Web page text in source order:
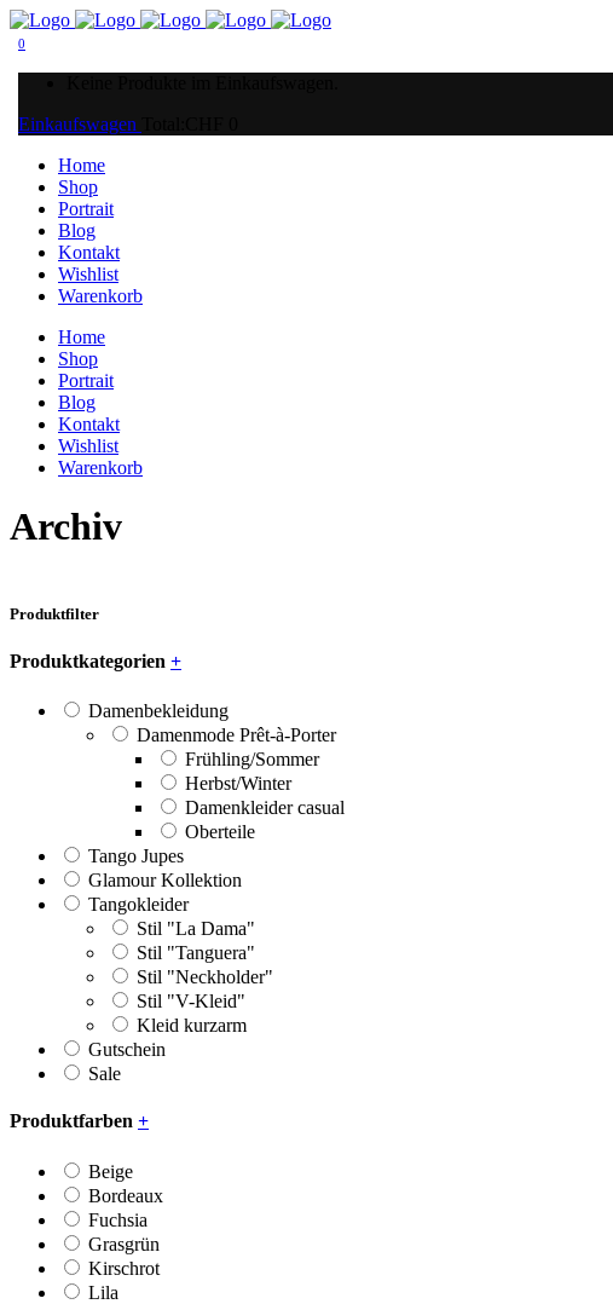
0
Einkaufswagen
Home
Shop
Portrait
Blog
Kontakt
Wishlist
Warenkorb
Home
Shop
Portrait
Blog
Kontakt
Wishlist
Warenkorb
Archiv
Produktfilter
Produktkategorien +
Damenbekleidung
Damenmode Prêt-à-Porter
Frühling/Sommer
Herbst/Winter
Damenkleider casual
Oberteile
Tango Jupes
Glamour Kollektion
Tangokleider
Stil "La Dama"
Stil "Tanguera"
Stil "Neckholder"
Stil "V-Kleid"
Kleid kurzarm
Gutschein
Sale
Produktfarben +
Beige
Bordeaux
Fuchsia
Grasgrün
Kirschrot
Lila